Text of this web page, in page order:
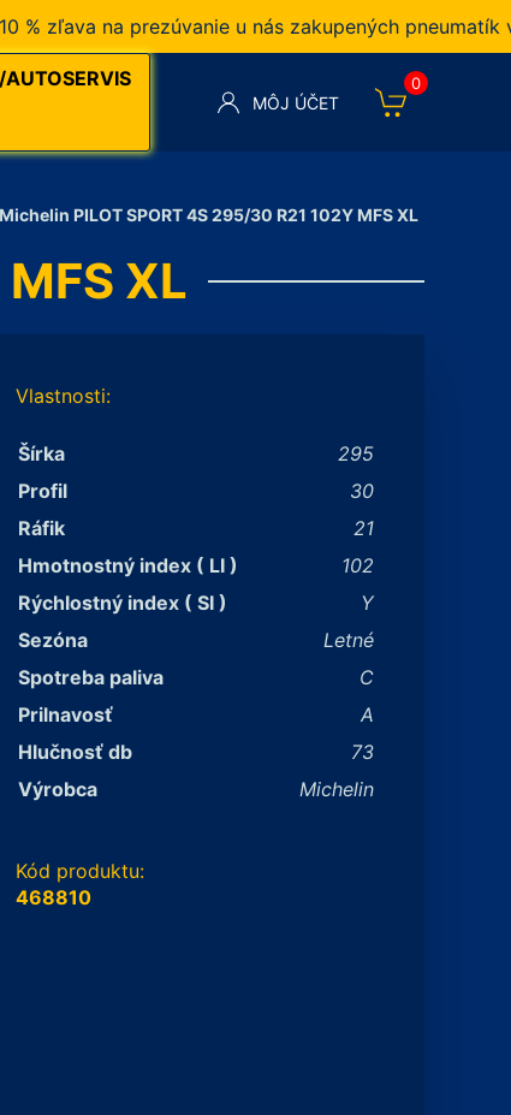
na prezúvanie u nás zakupených pneumatík v
AUTOSERVIS
MÔJ ÚČET
0
Michelin PILOT SPORT 4S 295/30 R21 102Y MFS XL
XL
Vlastnosti:
Šírka
295
Profil
30
Ráfik
21
Hmotnostný index ( LI )
102
Rýchlostný index ( SI )
Y
Sezóna
Letné
Spotreba paliva
C
Prilnavosť
A
Hlučnosť db
73
Výrobca
Michelin
Kód produktu:
468810